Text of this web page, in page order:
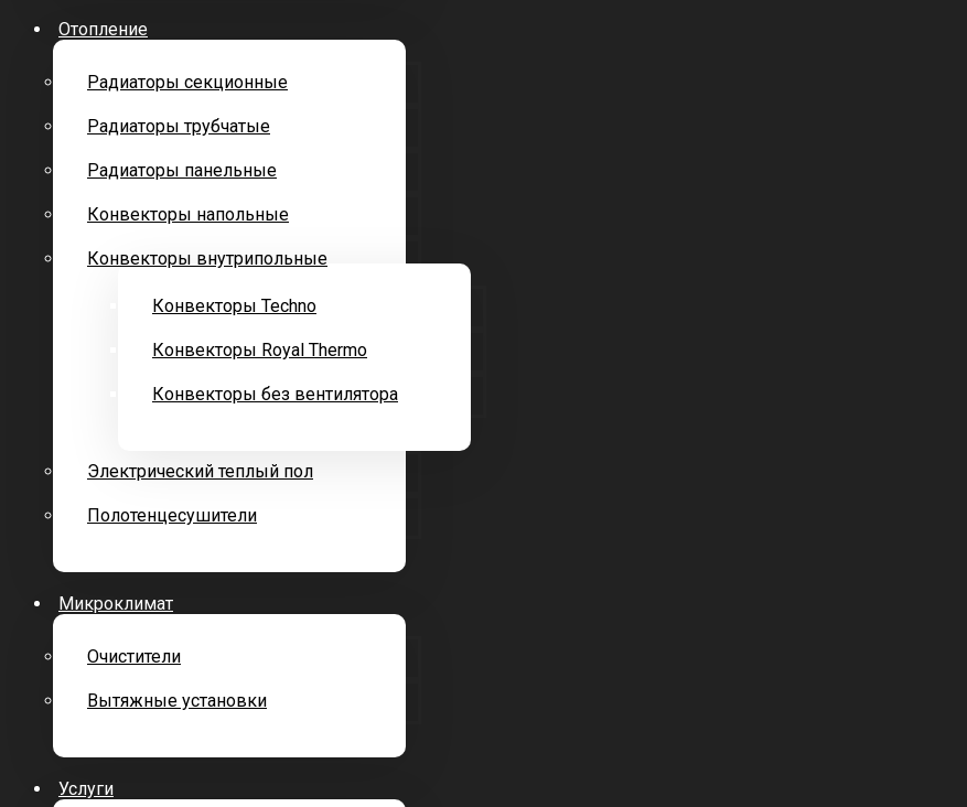
Отопление
Радиаторы секционные
Радиаторы трубчатые
Радиаторы панельные
Конвекторы напольные
Конвекторы внутрипольные
Конвекторы Techno
Конвекторы Royal Thermo
Конвекторы без вентилятора
Электрический теплый пол
Полотенцесушители
Микроклимат
Очистители
Вытяжные установки
Услуги